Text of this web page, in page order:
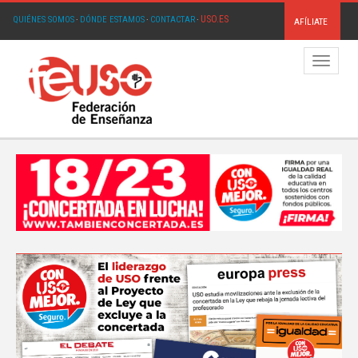
QUIÉNES SOMOS· DÓNDE ESTAMOS· CONTACTAR· USO.ES AFÍLIATE
Menú